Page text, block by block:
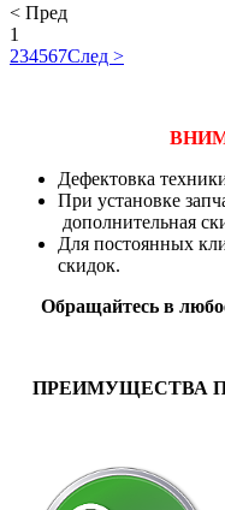
< Пред
1
234567След >
Дефектовка
При установке
дополнительная
Для постоянных
скидок.
Обращайтесь в
ПРЕИМУЩЕСТВА